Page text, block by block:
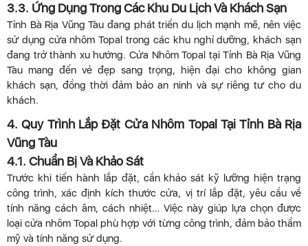
3.3. Ứng Dụng Trong Các Khu Du Lịch Và Khách Sạn
Tỉnh Bà Rịa Vũng Tàu đang phát triển du lịch mạnh mẽ, nên việc
sử dụng cửa nhôm Topal trong các khu nghỉ dưỡng, khách sạn
đang trở thành xu hướng. Cửa Nhôm Topal tại Tỉnh Bà Rịa Vũng
Tàu mang đến vẻ đẹp sang trọng, hiện đại cho không gian
khách sạn, đồng thời đảm bảo an ninh và sự riêng tư cho du
khách.
4. Quy Trình Lắp Đặt Cửa Nhôm Topal Tại Tỉnh Bà Rịa
Vũng Tàu
4.1. Chuẩn Bị Và Khảo Sát
Trước khi tiến hành lắp đặt, cần khảo sát kỹ lưỡng hiện trạng
công trình, xác định kích thước cửa, vị trí lắp đặt, yêu cầu về
tính năng cách âm, cách nhiệt… Việc này giúp lựa chọn được
loại cửa nhôm Topal phù hợp với từng công trình, đảm bảo thẩm
mỹ và tính năng sử dụng.